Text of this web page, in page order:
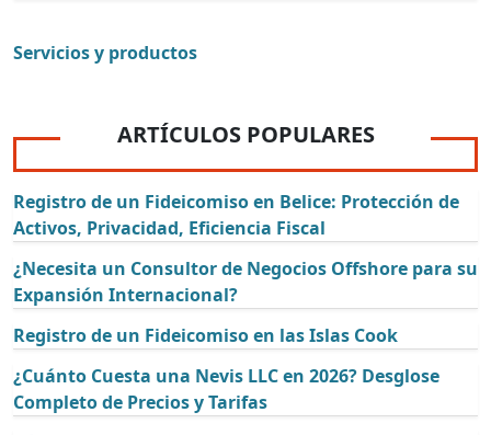
Servicios y productos
ARTÍCULOS POPULARES
Registro de un Fideicomiso en Belice: Protección de
Activos, Privacidad, Eficiencia Fiscal
¿Necesita un Consultor de Negocios Offshore para su
Expansión Internacional?
Registro de un Fideicomiso en las Islas Cook
¿Cuánto Cuesta una Nevis LLC en 2026? Desglose
Completo de Precios y Tarifas